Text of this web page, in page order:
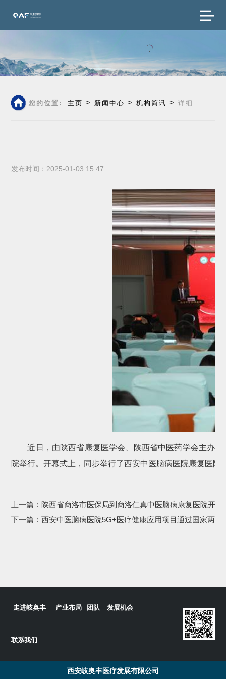
您的位置: 主页 > 新闻中心 >机构简讯 >详细
发布时间：2025-01-03 15:47
近日，由陕西省康复医学会、陕西省中医药学会主办
院举行。开幕式上，同步举行了西安中医脑病医院康复医
上一篇： 陕西省商洛市医保局到商洛仁真中医脑病康复医院开展
下一篇：西安中医脑病医院5G+医疗健康应用项目通过国家两部
走进岐奥丰 产业布局 团队 发展机会
联系我们
西安岐奥丰医疗发展有限公司